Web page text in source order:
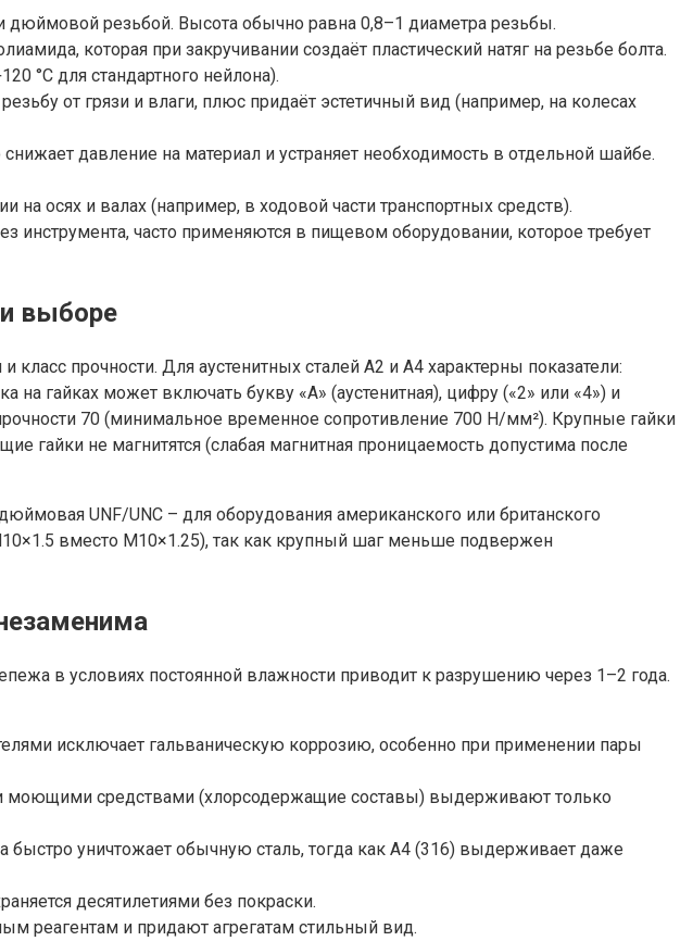
дюймовой резьбой. Высота обычно равна 0,8–1 диаметра резьбы.
которая при закручивании создаёт пластический натяг на резьбе болта.
°C для стандартного нейлона).
от грязи и влаги, плюс придаёт эстетичный вид (например, на колесах
давление на материал и устраняет необходимость в отдельной шайбе.
осях и валах (например, в ходовой части транспортных средств).
инструмента, часто применяются в пищевом оборудовании, которое требует
выборе
прочности. Для аустенитных сталей A2 и A4 характерны показатели:
гайках может включать букву «A» (аустенитная), цифру («2» или «4») и
70 (минимальное временное сопротивление 700 Н/мм²). Крупные гайки
гайки не магнитятся (слабая магнитная проницаемость допустима после
UNF/UNC – для оборудования американского или британского
вместо M10×1.25), так как крупный шаг меньше подвержен
в условиях постоянной влажности приводит к разрушению через 1–2 года.
исключает гальваническую коррозию, особенно при применении пары
моющими средствами (хлорсодержащие составы) выдерживают только
быстро уничтожает обычную сталь, тогда как A4 (316) выдерживает даже
десятилетиями без покраски.
реагентам и придают агрегатам стильный вид.